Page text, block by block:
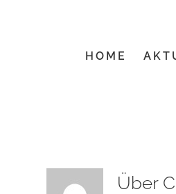
HOME
Über